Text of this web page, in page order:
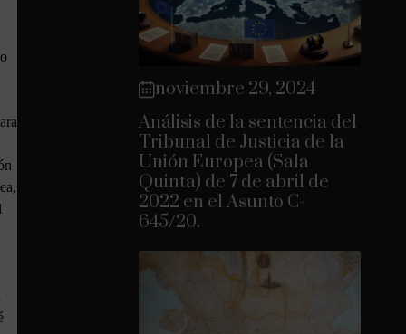
noviembre 29, 2024
Análisis de la sentencia del
Tribunal de Justicia de la
Unión Europea (Sala
Quinta) de 7 de abril de
2022 en el Asunto C-
645/20.